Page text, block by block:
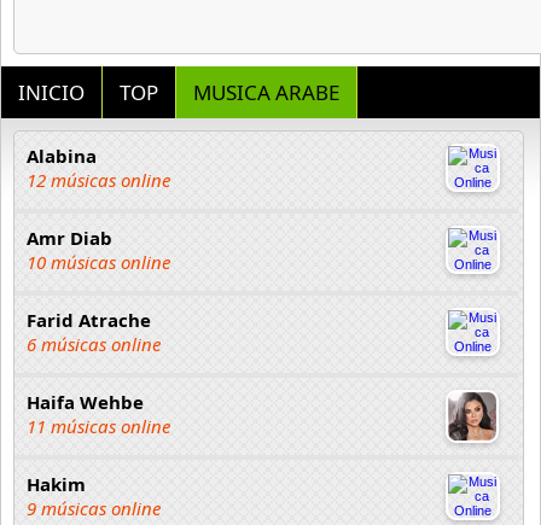
INICIO TOP MUSICA ARABE
Alabina
12 músicas online
Amr Diab
10 músicas online
Farid Atrache
6 músicas online
Haifa Wehbe
11 músicas online
Hakim
9 músicas online